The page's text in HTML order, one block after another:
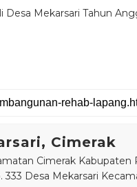
Mekarsari Tahun
Cimerak
Cimerak Kabupaten
333 Desa Mekarsari